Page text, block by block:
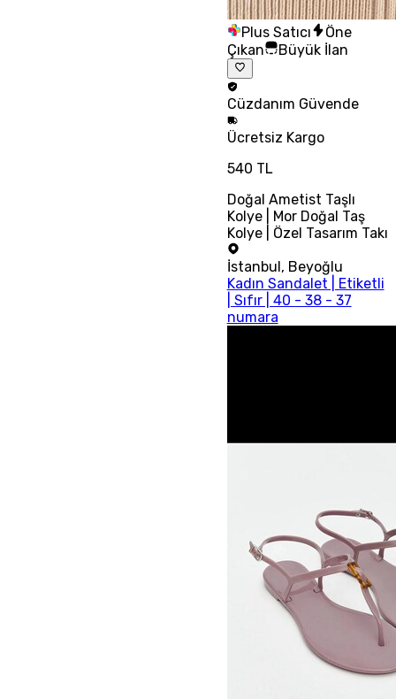
Plus Satıcı
Öne
Çıkan
Büyük İlan
Cüzdanım Güvende
Ücretsiz Kargo
540 TL
Doğal Ametist Taşlı
Kolye | Mor Doğal Taş
Kolye | Özel Tasarım Takı
İstanbul, Beyoğlu
Kadın Sandalet | Etiketli
| Sıfır | 40 - 38 - 37
numara